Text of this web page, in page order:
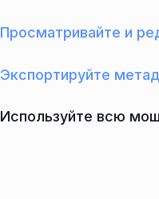
Просматривайте и
Экспортируйте
Используйте всю